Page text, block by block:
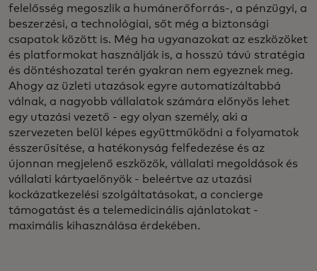
felelősség megoszlik a humánerőforrás-, a pénzügyi, a
beszerzési, a technológiai, sőt még a biztonsági
csapatok között is. Még ha ugyanazokat az eszközöket
és platformokat használják is, a hosszú távú stratégia
és döntéshozatal terén gyakran nem egyeznek meg.
Ahogy az üzleti utazások egyre automatizáltabbá
válnak, a nagyobb vállalatok számára előnyös lehet
egy utazási vezető - egy olyan személy, aki a
szervezeten belül képes együttműködni a folyamatok
ésszerűsítése, a hatékonyság felfedezése és az
újonnan megjelenő eszközök, vállalati megoldások és
vállalati kártyaelőnyök - beleértve az utazási
kockázatkezelési szolgáltatásokat, a concierge
támogatást és a telemedicinális ajánlatokat -
maximális kihasználása érdekében.